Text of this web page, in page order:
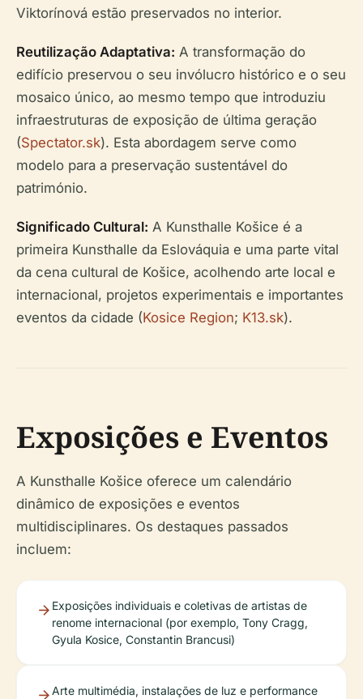
Viktorínová estão preservados no interior.
Reutilização Adaptativa: A transformação do
edifício preservou o seu invólucro histórico e o seu
mosaico único, ao mesmo tempo que introduziu
infraestruturas de exposição de última geração
(Spectator.sk). Esta abordagem serve como
modelo para a preservação sustentável do
património.
Significado Cultural: A Kunsthalle Košice é a
primeira Kunsthalle da Eslováquia e uma parte vital
da cena cultural de Košice, acolhendo arte local e
internacional, projetos experimentais e importantes
eventos da cidade (Kosice Region; K13.sk).
Exposições e Eventos
A Kunsthalle Košice oferece um calendário
dinâmico de exposições e eventos
multidisciplinares. Os destaques passados
incluem:
Exposições individuais e coletivas de artistas de
renome internacional (por exemplo, Tony Cragg,
Gyula Kosice, Constantin Brancusi)
Arte multimédia, instalações de luz e performance